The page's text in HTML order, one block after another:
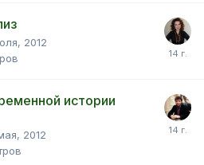
2012
истории
2012